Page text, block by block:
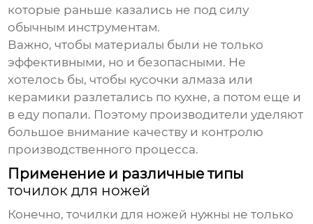
которые раньше казались не под силу
обычным инструментам.
Важно, чтобы материалы были не только
эффективными, но и безопасными. Не
хотелось бы, чтобы кусочки алмаза или
керамики разлетались по кухне, а потом еще и
в еду попали. Поэтому производители уделяют
большое внимание качеству и контролю
производственного процесса.
Применение и различные типы
точилок для ножей
Конечно,точилки для ножей нужны не только